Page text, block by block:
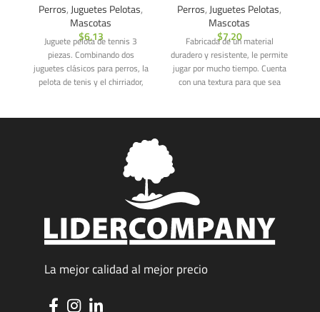
Perros, Juguetes Pelotas,
Mascotas
$6,13
Juguete pelota de tennis 3
piezas. Combinando dos
juguetes clásicos para perros, la
pelota de tenis y el chirriador,
Perros, Juguetes Pelotas,
Mascotas
$7,20
Fabricada de un material
duradero y resistente, le permite
jugar por mucho tiempo. Cuenta
con una textura para que sea
La mejor calidad al mejor precio